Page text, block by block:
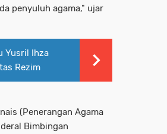
penyuluh agama," ujar
Yusril Ihza
Rezim
(Penerangan Agama
Bimbingan